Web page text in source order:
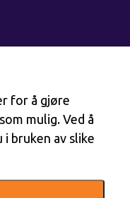
for å gjøre
mulig. Ved å
i bruken av slike